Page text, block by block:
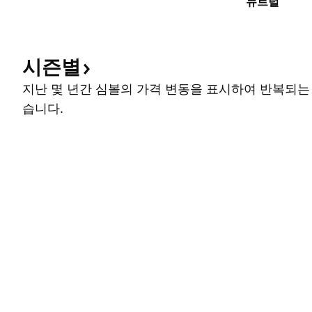
시즌별
지난 몇 년간 심볼의 가격 변동을 표시하여 반복되
습니다.